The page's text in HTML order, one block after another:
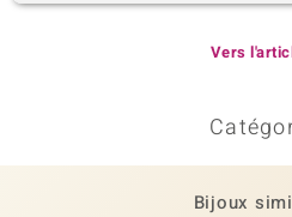
Vers
Bijoux